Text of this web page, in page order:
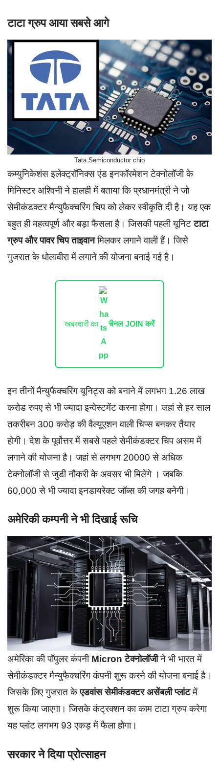
टाटा ग्रुप आया सबसे आगे
Tata Semiconductor chip
कम्युनिकेशंस इलेक्ट्रॉनिक्स एंड इनफॉरमेशन टेक्नोलॉजी के
मिनिस्टर अश्विनी ने हालही में बताया कि प्रधानमंत्री ने जो
सेमीकंडक्टर मैन्युफैक्चरिंग चिप को लेकर स्वीकृति दी है। यह एक
बहुत ही महत्वपूर्ण और बड़ा फैसला है। जिसकी पहली यूनिटटाटा
ग्रुप और पावर चिप ताइवानमिलकर लगाने वाली हैं। जिसे
गुजरात के धोलावीरा में लगाने की योजना बनाई गई है।
खबरदारी का चैनल JOIN करें
इन तीनों मैन्युफैक्चरिंग यूनिट्स को बनाने में लगभग 1.26 लाख
करोड रुपए से भी ज्यादा इन्वेस्टमेंट करना होगा। जहां से हर साल
तकरीबन 300 करोड़ की वैल्यूएशन वाली चिप्स बनकर तैयार
होगी। देश के पूर्वोत्तर में सबसे पहले सेमीकंडक्टर चिप असम में
लगाने की योजना है। जहां से लगभग 20000 से अधिक
टेक्नोलॉजी से जुडी नौकरी के अवसर भी मिलेंगे । जबकि
60,000 से भी ज्यादा इनडायरेक्ट जॉब्स की जगह बनेगी।
अमेरिकी कम्पनी ने भी दिखाई रूचि
अमेरिका की पॉपुलर कंपनी Micron टेक्नोलॉजीने भी भारत में
सेमीकंडक्टर मैन्युफैक्चरिंग कंपनी शुरू करने की योजना बनाई है।
जिसके लिए गुजरात केएडवांस सेमीकंडक्टर असेंबली प्लांटमें
शुरू किया जाएगा। जिसके कंट्रक्शन का काम टाटा ग्रुप करेगा
यह प्लांट लगभग 93 एकड़ में फैला होगा।
सरकार ने दिया प्रोत्साहन